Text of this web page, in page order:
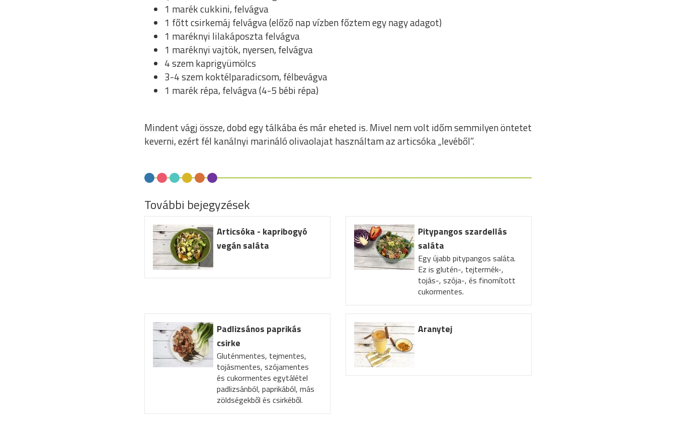
1 marék cukkini, felvágva
1 főtt csirkemáj felvágva (előző nap vízben főztem egy nagy adagot)
1 maréknyi lilakáposzta felvágva
1 maréknyi vajtök, nyersen, felvágva
4 szem kaprigyümölcs
3-4 szem koktélparadicsom, félbevágva
1 marék répa, felvágva (4-5 bébi répa)
Mindent vágj össze, dobd egy tálkába és már eheted is. Mivel nem volt időm semmilyen öntetet
keverni, ezért fél kanálnyi marináló olivaolajat használtam az articsóka „levéből”.
További bejegyzések
Articsóka - kapribogyó
vegán saláta
Pitypangos szardellás
saláta
Egy újabb pitypangos saláta.
Ez is glutén-, tejtermék-,
tojás-, szója-, és finomított
cukormentes.
Padlizsános paprikás
csirke
Gluténmentes, tejmentes,
tojásmentes, szójamentes
és cukormentes egytálétel
padlizsánból, paprikából, más
zöldségekből és csirkéből.
Aranytej